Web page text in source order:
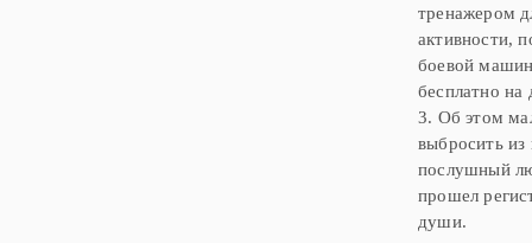
тренажером
активности,
боевой
бесплатно
3. Об этом
выбросить
послушный
прошел
души.